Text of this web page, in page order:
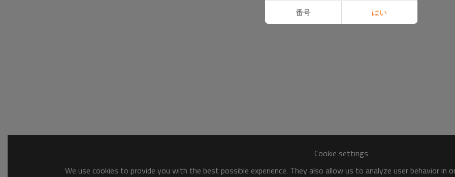
Cookie settings
We use cookies to provide you with the best possible experience. They also allow us to analyze user behavior
番号 はい